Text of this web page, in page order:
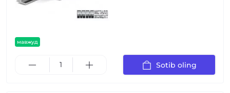
мавжуд
Sotib oling